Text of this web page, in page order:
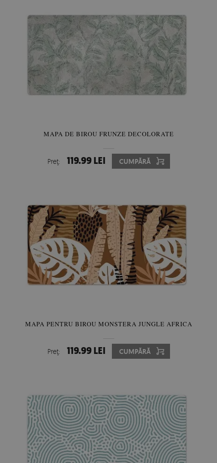
MAPA DE BIROU FRUNZE DECOLORATE
Preţ: 119.99 LEI CUMPĂRĂ
MAPA PENTRU BIROU MONSTERA JUNGLE AFRICA
Preţ: 119.99 LEI CUMPĂRĂ